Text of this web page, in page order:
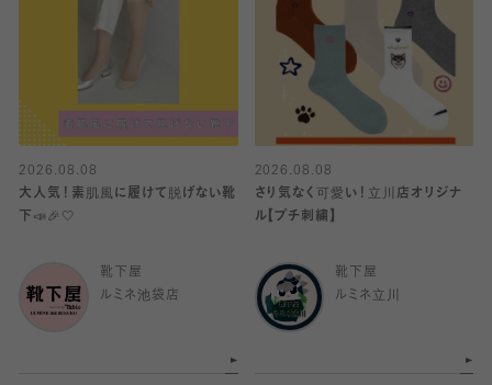
2026.08.08
大人気！素肌風に履けて脱げない靴
下📣🎉🤍
靴下屋
ルミネ池袋店
2026.08.08
さり気なく可愛い！立川店オリジナ
ル【プチ刺繍】
靴下屋
ルミネ立川